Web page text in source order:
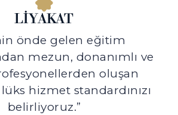
LIYAKAT
önde gelen eğitim
mezun, donanımlı ve
oluşan
hizmet standardınızı
belirliyoruz.”